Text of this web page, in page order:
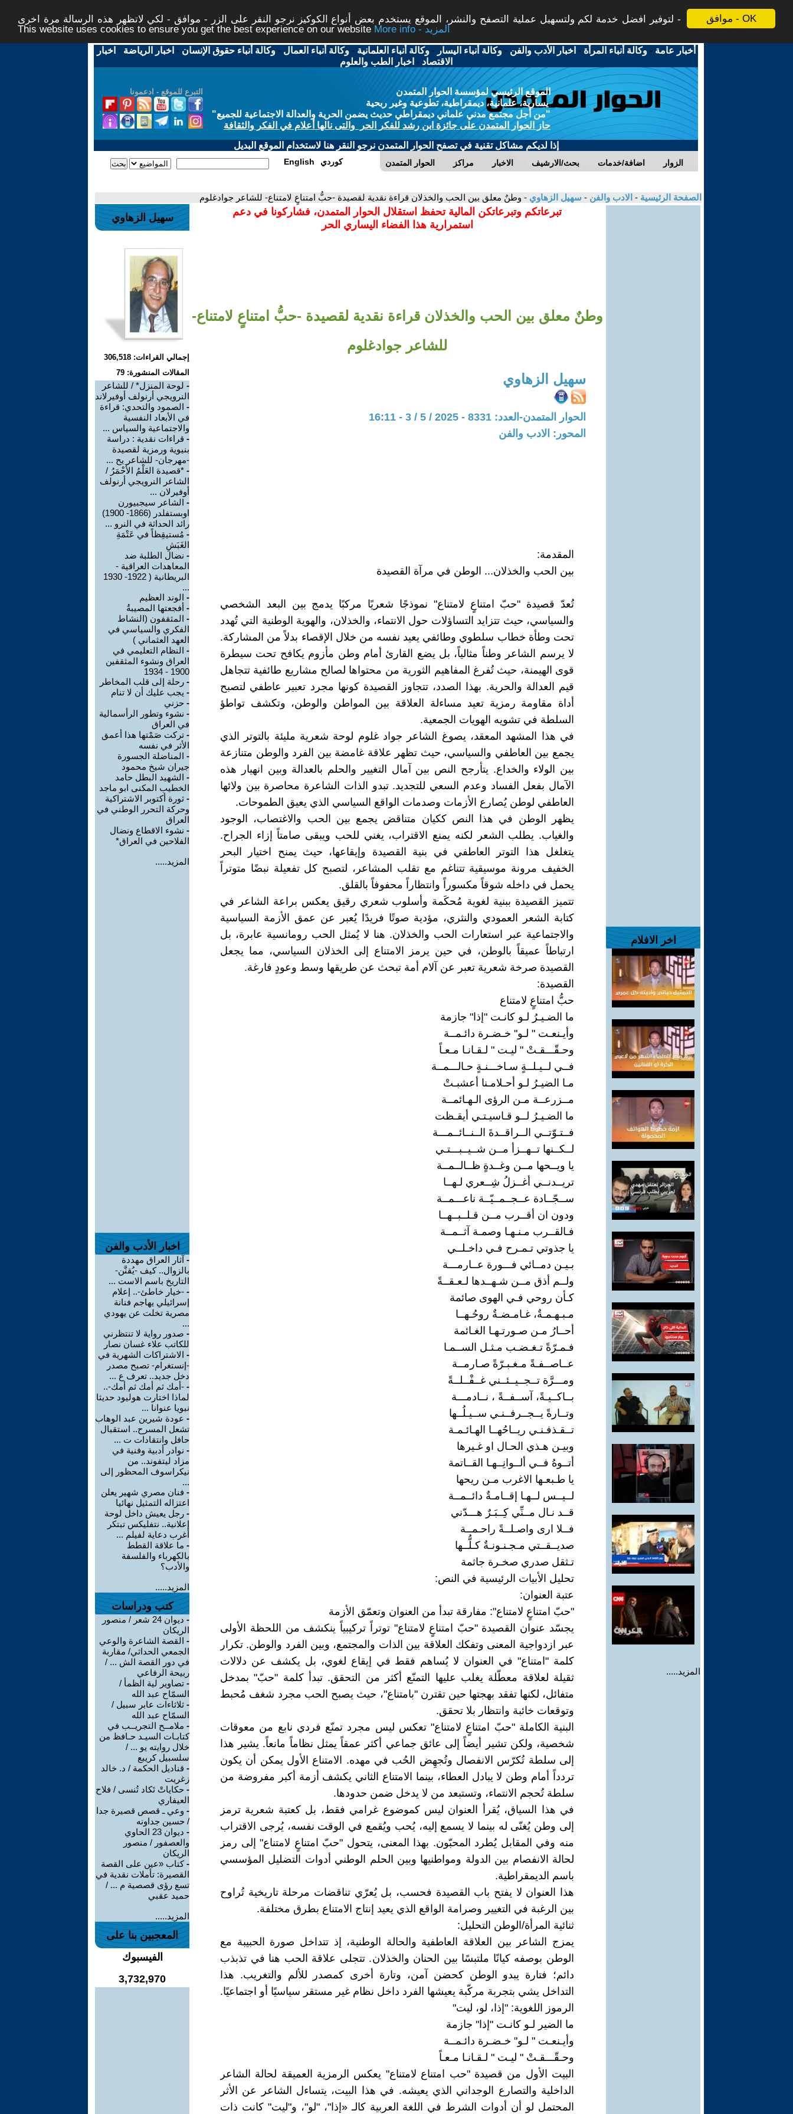
موافق - OK
لتوفير افضل خدمة لكم ولتسهيل عملية التصفح والنشر، الموقع يستخدم بعض أنواع الكوكيز نرجو النقر على الزر - موافق - لكي لاتظهر هذه الرسالة مرة اخرى -
This website uses cookies to ensure you get the best experience on our website
More info - المزيد
أخبار عامة -وكالة أنباء المرأة - اخبار الأدب والفن -وكالة أنباء اليسار -وكالة أنباء العلمانية -وكالة أنباء العمال -وكالة أنباء حقوق الإنسان - اخبار الرياضة - اخبار
الاقتصاد - اخبار الطب والعلوم
التبرع للموقع - ادعمونا
الموقع الرئيسي لمؤسسة الحوار المتمدن
يسارية، علمانية، ديمقراطية، تطوعية وغير ربحية
"من أجل مجتمع مدني علماني ديمقراطي حديث يضمن الحرية والعدالة الاجتماعية للجميع"
حاز الحوار المتمدن على جائزة ابن رشد للفكر الحر والتى نالها أعلام في الفكر والثقافة
إذا لديكم مشاكل تقنية في تصفح الحوار المتمدن نرجو النقر هنا لاستخدام الموقع البديل
الحوار المتمدن مراكز الاخبار بحث/الارشيف اضافة/خدمات الزوار English كوردي
الصفحة الرئيسية - الادب والفن - سهيل الزهاوي - وطنٌ معلق بين الحب والخذلان قراءة نقدية لقصيدة -حبُّ امتناعٍ لامتناع- للشاعر جوادغلوم
اخر الافلام
المزيد.....
تبرعاتكم وتبرعاتكن المالية تحفظ استقلال الحوار المتمدن، فشاركونا في دعم
استمرارية هذا الفضاء اليساري الحر
وطنٌ معلق بين الحب والخذلان قراءة نقدية لقصيدة -حبُّ امتناعٍ لامتناع-
للشاعر جوادغلوم
سهيل الزهاوي
الحوار المتمدن-العدد: 8331 - 2025 / 5 / 3 - 16:11
المحور: الادب والفن
المقدمة:
بين الحب والخذلان... الوطن في مرآة القصيدة
تُعدّ قصيدة "حبّ امتناعٍ لامتناع" نموذجًا شعريًا مركبًا يدمج بين البعد الشخصي
والسياسي، حيث تتزايد التساؤلات حول الانتماء، والخذلان، والهوية الوطنية التي تُهدد
تحت وطأة خطاب سلطوي وطائفي يعيد نفسه من خلال الإقصاء بدلاً من المشاركة.
لا يرسم الشاعر وطناً مثالياً، بل يضع القارئ أمام وطن مأزوم يكافح تحت سيطرة
قوى الهيمنة، حيث تُفرغ المفاهيم الثورية من محتواها لصالح مشاريع طائفية تتجاهل
قيم العدالة والحرية. بهذا الصدد، تتجاوز القصيدة كونها مجرد تعبير عاطفي لتصبح
أداة مقاومة رمزية تعيد مساءلة العلاقة بين المواطن والوطن، وتكشف تواطؤ
السلطة في تشويه الهويات الجمعية.
في هذا المشهد المعقد، يصوغ الشاعر جواد غلوم لوحة شعرية مليئة بالتوتر الذي
يجمع بين العاطفي والسياسي، حيث تظهر علاقة غامضة بين الفرد والوطن متنازعة
بين الولاء والخداع. يتأرجح النص بين آمال التغيير والحلم بالعدالة وبين انهيار هذه
الآمال بفعل الفساد وعدم السعي للتجديد. تبدو الذات الشاعرة محاصرة بين ولائها
العاطفي لوطن يُصارع الأزمات وصدمات الواقع السياسي الذي يعيق الطموحات.
يظهر الوطن في هذا النص ككيان متناقض يجمع بين الحب والاغتصاب، الوجود
والغياب. يطلب الشعر لكنه يمنع الاقتراب، يغني للحب ويبقى صامتاً إزاء الجراح.
يتغلغل هذا التوتر العاطفي في بنية القصيدة وإيقاعها، حيث يمنح اختيار البحر
الخفيف مرونة موسيقية تتناغم مع تقلب المشاعر، لتصبح كل تفعيلة نبضًا متوتراً
يحمل في داخله شوقاً مكسوراً وانتظاراً محفوفاً بالقلق.
تتميز القصيدة ببنية لغوية مُحكَمة وأسلوب شعري رقيق يعكس براعة الشاعر في
كتابة الشعر العمودي والنثري، مؤدية صوتًا فريدًا يُعبر عن عمق الأزمة السياسية
والاجتماعية عبر استعارات الحب والخذلان. هنا لا يُمثل الحب رومانسية عابرة، بل
ارتباطاً عميقاً بالوطن، في حين يرمز الامتناع إلى الخذلان السياسي، مما يجعل
القصيدة صرخة شعرية تعبر عن آلام أمة تبحث عن طريقها وسط وعودٍ فارغة.
القصيدة:
حبُّ امتناعٍ لامتناع
ما الضـيـرُ لـو كانـت "إذا" جازمة
وأيـنعـت " لـو" خـضـرة دائـمــة
وحـقّـــقـتْ " ليـت " لـقـانـا مـعـاً
فــي لــيـلــةٍ سـاخـــنـةٍ حـالـــمــة
مـا الضيـرُ لـو أحـلامـنا أعشبـتْ
مــزرعــة مـن الرؤى الـهـائمــة
ما الضـيـرُ لــو قـاسيـتـي أيقـظت
فــتـوّتــي الــراقــدةَ الــنــائــمـــة
لــكــنها تــهــزأ مــن شــيــبـــتـي
يا ويــحها مــن وغــدةٍ ظــالــمــة
تريــدنــي أغــزلُ شِــعري لـهــا
ســجّــادة عــجــمــيّــة ناعـــمــة
ودون ان أقــرب مــن قـلــبــهــا
فـالقــرب مـنـهـا وصمـة آثــمــة
يا جذوتي تـمـرح فـي داخـلــي
بـيـن دمــائي فـــورة عــارمـــة
ولــم أذق مــن شـهــدها لـعـقــةً
كـأن روحي فـي الهوى صائمة
مـبـهـمـةٌ، غـامـضـةٌ روحُـهــا
أحــارُ مـن صـورتـهـا الغـائمة
فـمـرّةً تـغـضـب مـثـل الســمـا
عــاصــفـةً مـغـبـرّةً صـارمــة
ومـــرَّة تــجــيــئــني غــفْــلــةً
بــاكــيـةً، آســفــةً ، نــادمـــة
وتــارةً يــجــرفــنـي ســيـلُــها
تــقـذفـنـي ريــاحُهــا الهـائـمـة
وبيـن هـذي الحـال او غـيرها
أتــوهُ فــي ألــوانِــهـا القــاتمة
يا طـبعـها الاغرب مـن ريحها
لــيــس لــهـا إقــامـةٌ دائــمــة
قــد نـال مــنِّي كِــبَـرٌ هـــدّني
فــلا ارى واصـلــةً راحـمــة
صديــقــتي مـجـنـونـةٌ كـلُّــها
تـثقل صدري صخـرة جاثمة
تحليل الأبيات الرئيسية في النص:
عتبة العنوان:
"حبّ امتناعٍ لامتناع": مفارقة تبدأ من العنوان وتعمّق الأزمة
يجسّد عنوان القصيدة "حبّ امتناعٍ لامتناع" توتراً تركيبياً ينكشف من اللحظة الأولى
عبر ازدواجية المعنى وتفكك العلاقة بين الذات والمجتمع، وبين الفرد والوطن. تكرار
كلمة "امتناع" في العنوان لا يُساهم فقط في إيقاع لغوي، بل يكشف عن دلالات
ثقيلة لعلاقة معطّلة يغلب عليها التمنّع أكثر من التحقق. تبدأ كلمة "حبّ" بمدخل
متفائل، لكنها تفقد بهجتها حين تقترن "بامتناع"، حيث يصبح الحب مجرد شغف مُحبط
وتوقعات خائبة وانتظار بلا تحقق.
البنية الكاملة "حبّ امتناعٍ لامتناع" تعكس ليس مجرد تمنّع فردي نابع من معوقات
شخصية، ولكن تشير أيضاً إلى عائق جماعي أكثر عمقاً يمثل نظاماً مانعاً. يشير هذا
إلى سلطة تُكرّس الانفصال وتُجهِض الحُب في مهده. الامتناع الأول يمكن أن يكون
تردداً أمام وطن لا يبادل العطاء، بينما الامتناع الثاني يكشف أزمة أكبر مفروضة من
سلطة تُحجم الانتماء، وتستبعد من لا يدخل ضمن حدودها.
في هذا السياق، يُقرأ العنوان ليس كموضوع غرامي فقط، بل كعتبة شعرية ترمز
إلى وطن يُغنّى له بينما لا يسمع إليه، يُحب ويُقمع في الوقت نفسه، يُرجى الاقتراب
منه وفي المقابل يُطرد المحبّون. بهذا المعنى، يتحول "حبّ امتناعٍ لامتناع" إلى رمز
لحالة الانفصام بين الدولة ومواطنيها وبين الحلم الوطني أدوات التضليل المؤسسي
باسم الديمقراطية.
هذا العنوان لا يفتح باب القصيدة فحسب، بل يُعرّي تناقضات مرحلة تاريخية تُراوح
بين الرغبة في التغيير وصرامة الواقع الذي يعيد إنتاج الامتناع بطرق مختلفة.
ثنائية المرأة/الوطن التحليل:
يمزج الشاعر بين العلاقة العاطفية والحالة الوطنية، إذ تتداخل صورة الحبيبة مع
الوطن بوصفه كيانًا ملتبسًا بين الحنان والخذلان. تتجلى علاقة الحب هنا في تذبذب
دائم؛ فتارة يبدو الوطن كحضن آمن، وتارة أخرى كمصدر للألم والتغريب. هذا
التداخل يشي بتجربة مركّبة يعيشها الفرد داخل نظام غير مستقر سياسيًا أو اجتماعيًا.
الرموز اللغوية: "إذا، لو، ليت"
ما الضير لـو كانـت "إذا" جازمة
وأيـنعـت " لـو" خـضـرة دائـمــة
وحـقّـــقـتْ " ليـت " لـقـانـا مـعـاً
البيت الأول من قصيدة "حب امتناع لامتناع" يعكس الرمزية العميقة لحالة الشاعر
الداخلية والتصارع الوجداني الذي يعيشه. في هذا البيت، يتساءل الشاعر عن الأثر
المحتمل لو أن أدوات الشرط في اللغة العربية كالـ «إذا"، "لو"، و"ليت" كانت ذات
سهيل الزهاوي
إجمالي القراءات: 306,518
المقالات المنشورة: 79
- لوحة المنزل* / للشاعر
النرويجي أرنولف أوفيرلاند
- الصمود والتحدي: قراءة
في الأبعاد النفسية
والاجتماعية والسياس ...
- قراءات نقدية : دراسة
بنيوية ورمزية لقصيدة
-مهرجان- للشاعر يح ...
- *قصيدة العَلْمُ الأَحْمَرُ /
الشاعر النرويجي أرنولف
أوفيرلان ...
- الشاعر سيجبيورن
اوبستفلدر (1866- 1900)
رائد الحداثة في النرو ...
- مُستيقِظاً في عَتْمَةِ
الغَبَشِ
- نضال الطلبة ضد
المعاهدات العراقية -
البريطانية ( 1922- 1930
...
- الوند العظيم
- أفجعتها المصيبةُ
- المثقفون (النشاط
الفكري والسياسي في
العهد العثماني )
- النظام التعليمي في
العراق ونشوء المثقفين
1900 - 1934
- رحلة إلى قلب المخاطر
- يجب عليك أن لا تنام
- حزني
- نشوء وتطور الرأسمالية
في العراق
- تركت صَمْتها هذا أعمق
الأثر في نفسه
- المناضلة الجسورة
جیران شیخ محمود
- الشهيد البطل حامد
الخطيب المكنى ابو ماجد
- ثورة أكتوبر الاشتراكية
وحركة التحرر الوطني في
العراق
- نشوء الاقطاع ونضال
الفلاحين في العراق*
المزيد.....
اخبار الأدب والفن
- آثار العراق مهددة
بالزوال.. كيف -يُقنَّن-
التاريخ باسم الاست ...
- -خيار خاطئ-.. إعلام
إسرائيلي يهاجم فنانة
مصرية تخلت عن يهودي
...
- صدور رواية لا تنتظرني
للكاتب علاء غسان نصار
- الاشتراكات الشهرية في
-إنستغرام- تصبح مصدر
دخل جديد.. تعرف ع ...
- -أمك ثم أمك ثم أمك-..
لماذا اختارت هوليود حديثا
نبويا عنوانا ...
- عودة شيرين عبد الوهاب
تشعل المسرح.. استقبال
حافل وانتقادات ت ...
- نوادر أدبية وفنية في
مزاد ليتفوند.. من
نيكراسوف المحظور إلى
...
- فنان مصري شهير يعلن
اعتزاله التمثيل نهائيا
- رجل يعيش داخل لوحة
إعلانية.. نتفليكس تبتكر
أغرب دعاية لفيلم ...
- ما علاقة القطط
بالكهرباء والفلسفة
والأدب؟
المزيد.....
كتب ودراسات
-
ديوان 24 شعر / منصور
الريكان
- القصة الشاعرة والوعي
الجمعي الحداثي/ مقاربة
في دور القصة الش ... /
ربيحة الرفاعي
- تصاوير لية الظمأ /
السمّاح عبد الله
- ثلاثاءات عابر سبيل /
السمّاح عبد الله
- ملامــح التجريــب في
كتابـات السيـد حـافظ من
خلال روايته يو ... /
سلسبيل كريبع
- قناديل الحكمة / د. خالد
زغريت
- حكاياتْ تَكاد تُنسى / فلاح
العيفاري
- وعي ـ قصص قصيرة جدا
/ حسين جداونه
-
ديوان 23 الحاوي
والعصفور / منصور
الريكان
-كتاب «عين على القصة
القصيرة: تأملات نقدية في
تسع رؤى قصصية م ... /
حميد عقبي
المزيد.....
المعجبين بنا على
الفيسبوك
3,732,970